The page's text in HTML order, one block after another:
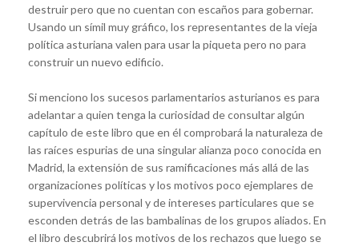
destruir pero que no cuentan con escaños para gobernar.
Usando un símil muy gráfico, los representantes de la vieja
política asturiana valen para usar la piqueta pero no para
construir un nuevo edificio.
Si menciono los sucesos parlamentarios asturianos es para
adelantar a quien tenga la curiosidad de consultar algún
capítulo de este libro que en él comprobará la naturaleza de
las raíces espurias de una singular alianza poco conocida en
Madrid, la extensión de sus ramificaciones más allá de las
organizaciones políticas y los motivos poco ejemplares de
supervivencia personal y de intereses particulares que se
esconden detrás de las bambalinas de los grupos aliados. En
el libro descubrirá los motivos de los rechazos que luego se